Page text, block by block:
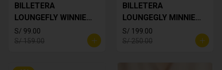
BILLETERA
LOUNGEFLY WINNIE
THE POOH
S/ 99.00
S/ 159.00
BILLETERA
LOUNGEGLY MINNIE
MOUSE
S/ 199.00
S/ 250.00